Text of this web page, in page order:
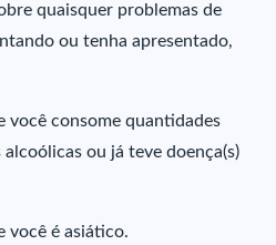
quaisquer problemas de
ou tenha apresentado,
você consome quantidades
ou já teve doença(s)
você é asiático.